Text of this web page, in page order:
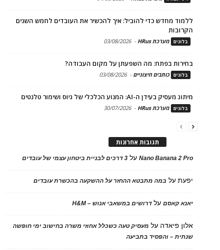
ללמוד מחדש כדי להוביל: איך להכשיר את העובדים לחמש השנים
הקרובות
בלוגים מערכת HRus -
03/08/2026
בחירות בפתח: מה השפעתן על מקום העבודה?
בלוגים כותבים חיצוניים -
03/08/2026
מיתוג מעסיק בעידן ה-AI: המנוע הכלכלי של גיוס ושימור טלנטים
בלוגים מערכת HRus -
30/07/2026
תגובות אחרונות
Nano Banana 2 Proעל 3 דרכים לבניית ביטחון עצמי של עובדים
יפעתעל במה מתבטא ההחזר על ההשקעה בהכשרת עובדים
יאנא קאסםעלדרושים במשאבי אנוש – H&M
אלון פיאדה על מעסיק טעה כשכלל אחוזי משרה בחישוב ימי חופשה
שנתית – והפסיד בתביעה